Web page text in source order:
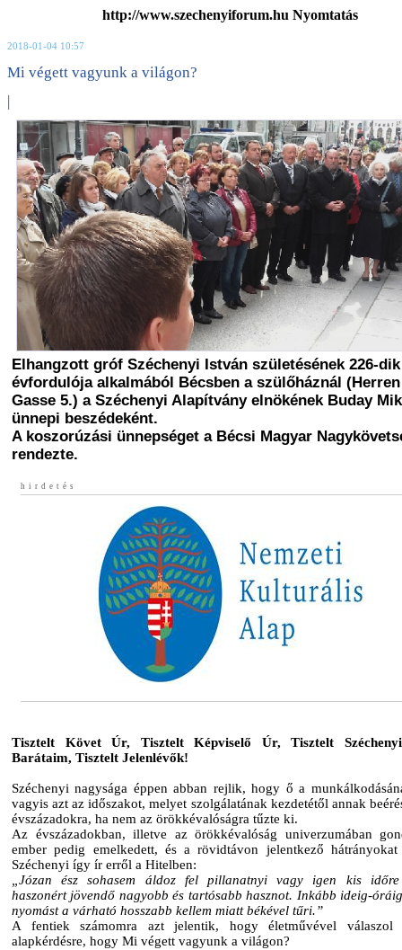
http://www.szechenyiforum.hu Nyomtatás
2018-01-04 10:57
Mi végett vagyunk a világon?
|
Elhangzott gróf Széchenyi István születésének 226-dik
évfordulója alkalmából Bécsben a szülőháznál (Herren
Gasse 5.) a Széchenyi Alapítvány elnökének Buday
ünnepi beszédeként.
A koszorúzási ünnepséget a Bécsi Magyar
rendezte.
hirdetés
Tisztelt Követ Úr, Tisztelt Képviselő Úr, Tisztelt
Barátaim, Tisztelt Jelenlévők!
Széchenyi nagysága éppen abban rejlik, hogy ő a
vagyis azt az időszakot, melyet szolgálatának kezdetétől annak
évszázadokra, ha nem az örökkévalóságra tűzte ki.
Az évszázadokban, illetve az örökkévalóság univerzumában
ember pedig emelkedett, és a rövidtávon jelentkező
Széchenyi így ír erről a Hitelben:
„Józan ész sohasem áldoz fel pillanatnyi vagy igen kis
haszonért jövendő nagyobb és tartósabb hasznot. Inkább ideig-
nyomást a várható hosszabb kellem miatt békével tűri.”
A fentiek számomra azt jelentik, hogy életművével válaszol
alapkérdésre, hogy Mi végett vagyunk a világon?